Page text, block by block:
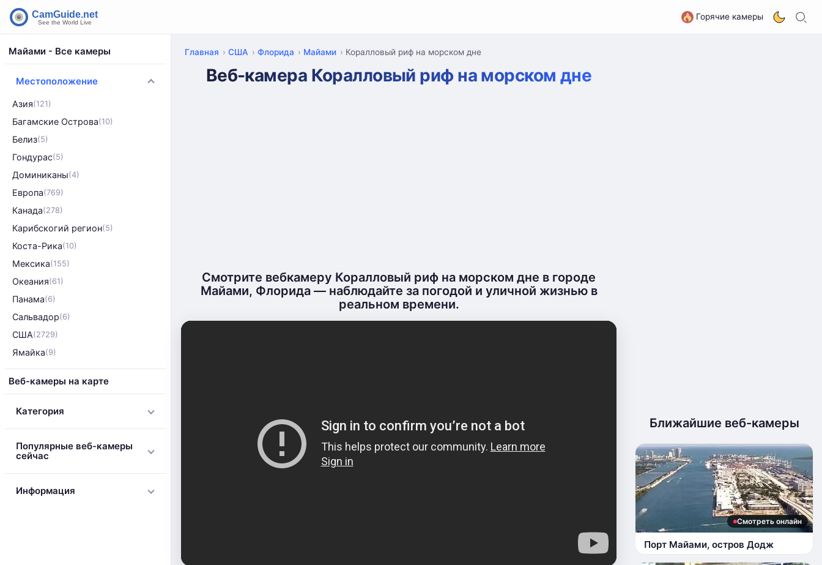
Горячие камеры
Майами - Все камеры
Местоположение
Азия(121)
Багамские Острова(10)
Белиз(5)
Гондурас(5)
Доминиканы(4)
Европа(769)
Канада(278)
Карибскогий регион(5)
Коста-Рика(10)
Мексика(155)
Океания(61)
Панама(6)
Сальвадор(6)
США(2729)
Ямайка(9)
Веб-камеры на карте
Категория
Популярные веб-камеры
сейчас
Информация
Главная США Флорида Майами Коралловый риф на морском дне
Веб-камера Коралловый риф на морском дне
Смотрите вебкамеру Коралловый риф на морском дне в городе
Майами, Флорида — наблюдайте за погодой и уличной жизнью в
реальном времени.
Ближайшие веб-камеры
Смотреть онлайн
Порт Майами, остров Додж